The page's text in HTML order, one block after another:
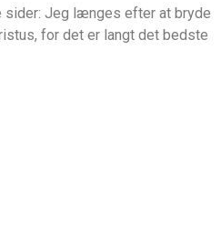
Jeg længes efter at bryde
for det er langt det bedste